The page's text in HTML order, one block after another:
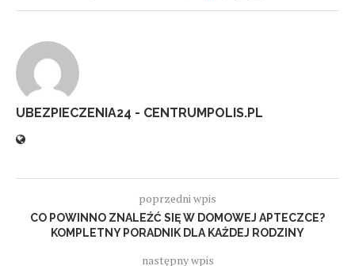
UBEZPIECZENIA24 - CENTRUMPOLIS.PL
poprzedni wpis
CO POWINNO ZNALEŹĆ SIĘ W DOMOWEJ APTECZCE?
KOMPLETNY PORADNIK DLA KAŻDEJ RODZINY
następny wpis